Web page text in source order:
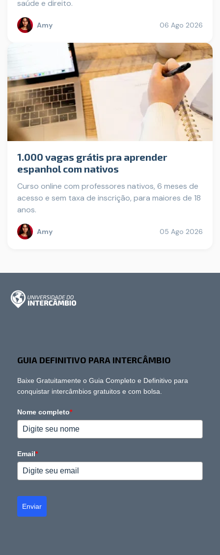
saúde e direito.
Amy 06 Ago 2026
1.000 vagas grátis pra aprender
espanhol com nativos
Curso online com professores nativos, 6 meses de
acesso e sem taxa de inscrição, para maiores de 18
anos.
Amy 05 Ago 2026
GUIA DEFINITIVO PARA INTERCÂMBIO
Baixe Gratuitamente o Guia Completo e Definitivo para
conquistar intercâmbios gratuitos e com bolsa.
Nome completo*
Email*
Enviar